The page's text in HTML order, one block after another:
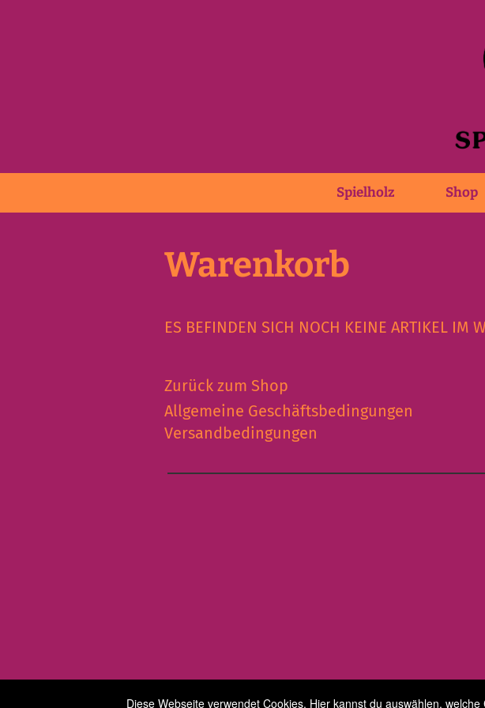
Spielholz Shop
Warenkorb
ES BEFINDEN SICH NOCH KEINE ARTIKEL IM
Zurück zum Shop
Allgemeine Geschäftsbedingungen
Versandbedingungen
Diese Webseite verwendet Cookies. Hier kannst du auswählen,